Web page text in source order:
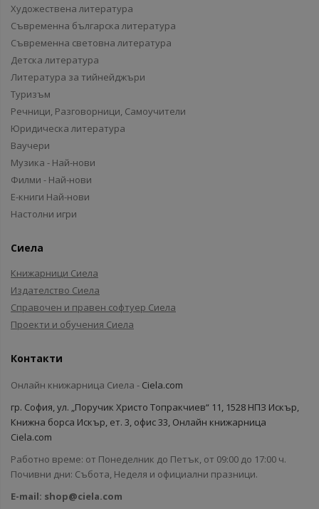
Художествена литература
Съвременна българска литература
Съвременна световна литература
Детска литература
Литература за тийнейджъри
Туризъм
Речници, Разговорници, Самоучители
Юридическа литература
Ваучери
Музика - Най-нови
Филми - Най-нови
Е-книги Най-нови
Настолни игри
Сиела
Книжарници Сиела
Издателство Сиела
Справочен и правен софтуер Сиела
Проекти и обучения Сиела
Контакти
Онлайн книжарница Сиела - Ciela.com
гр. София, ул. „Поручик Христо Топракчиев“ 11, 1528 НПЗ Искър,
Книжна борса Искър, ет. 3, офис 33, Онлайн книжарница
Ciela.com
Работно време: от Понеделник до Петък, от 09:00 до 17:00 ч.
Почивни дни: Събота, Неделя и официални празници.
E-mail: shop@ciela.com